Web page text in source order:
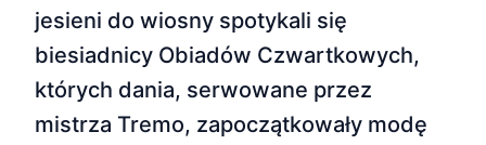
jesieni do wiosny spotykali się
biesiadnicy Obiadów Czwartkowych,
których dania, serwowane przez
mistrza Tremo, zapoczątkowały modę